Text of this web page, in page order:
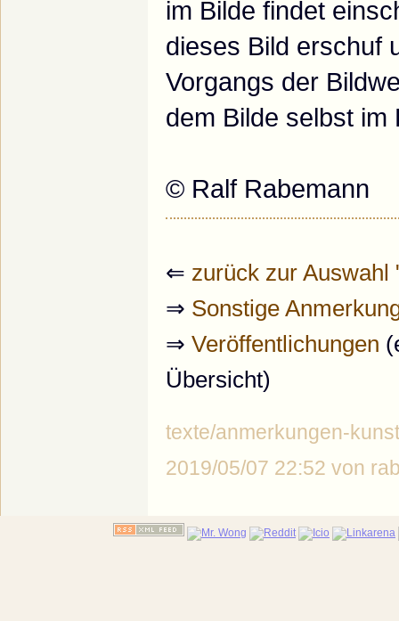
im Bilde findet
dieses Bild erschuf
Vorgangs der
dem Bilde selbst im
© Ralf Rabemann
⇐ zurück zur Auswahl
⇒ Sonstige
⇒ Veröffentlichungen
Übersicht)
texte/anmerkungen-
2019/05/07 22:52 von